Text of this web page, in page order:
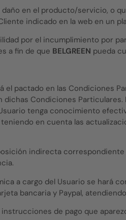
en el producto/servicio, o
indicado en la web en un
por el incumplimiento por
a fin de que BELGREEN pueda
el pactado en las Condiciones
dichas Condiciones
tenga conocimiento
en cuenta las
indirecta
a cargo del Usuario se hará
bancaria y Paypal,
de pago que